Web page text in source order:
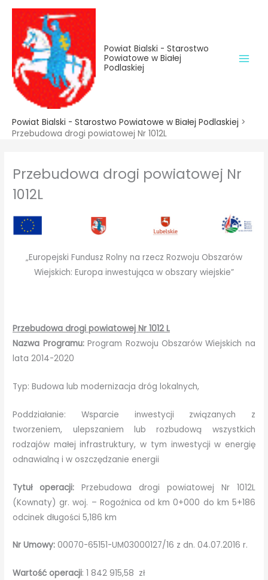
treści
Przejdź
treści
Powiat Bialski - Starostwo
Powiatowe w Białej
Podlaskiej
Powiat Bialski - Starostwo Powiatowe w Białej Podlaskiej >
Przebudowa drogi powiatowej Nr 1012L
Przebudowa drogi powiatowej Nr
1012L
„Europejski Fundusz Rolny na rzecz Rozwoju Obszarów
Wiejskich: Europa inwestująca w obszary wiejskie”
Przebudowa drogi powiatowej Nr 1012 L
Nazwa Programu:Program Rozwoju Obszarów Wiejskich na
lata 2014-2020
Typ: Budowa lub modernizacja dróg lokalnych,
Poddziałanie: Wsparcie inwestycji związanych z
tworzeniem, ulepszaniem lub rozbudową wszystkich
rodzajów małej infrastruktury, w tym inwestycji w energię
odnawialną i w oszczędzanie energii
Tytuł operacji: Przebudowa drogi powiatowej Nr 1012L
(Kownaty) gr. woj. – Rogoźnica od km 0+000 do km 5+186
odcinek długości 5,186 km
Nr Umowy:00070-65151-UM03000127/16 z dn. 04.07.2016 r.
Wartość operacji: 1 842 915,58 zł